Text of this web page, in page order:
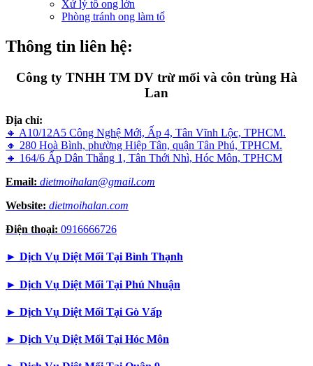
Xử lý tổ ong lớn
Phòng tránh ong làm tổ
Thông tin liên hệ:
Công ty TNHH TM DV trừ mối và côn trùng Hà
Lan
Địa chỉ:
🔸 A10/12A5 Công Nghệ Mới, Ấp 4, Tân Vĩnh Lộc, TPHCM.
🔸 280 Hoà Bình, phường Hiệp Tân, quận Tân Phú, TPHCM.
🔸 164/6 Ấp Dân Thắng 1, Tân Thới Nhì, Hóc Môn, TPHCM
Email: dietmoihalan@gmail.com
Website: dietmoihalan.com
Điện thoại: 0916666726
► Dịch Vụ Diệt Mối Tại Bình Thạnh
► Dịch Vụ Diệt Mối Tại Phú Nhuận
► Dịch Vụ Diệt Mối Tại Gò Vấp
► Dịch Vụ Diệt Mối Tại Hóc Môn